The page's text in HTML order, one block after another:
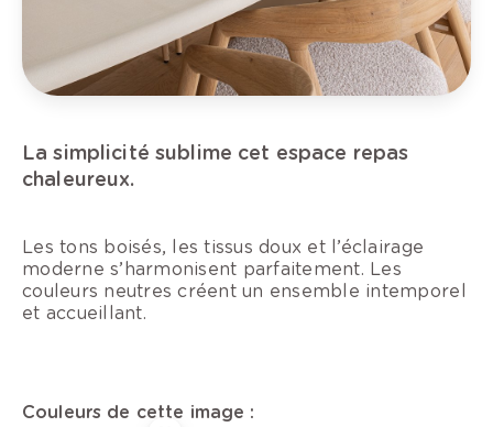
La simplicité sublime cet espace repas
chaleureux.
Les tons boisés, les tissus doux et l’éclairage
moderne s’harmonisent parfaitement. Les
couleurs neutres créent un ensemble intemporel
et accueillant.
Couleurs de cette image :